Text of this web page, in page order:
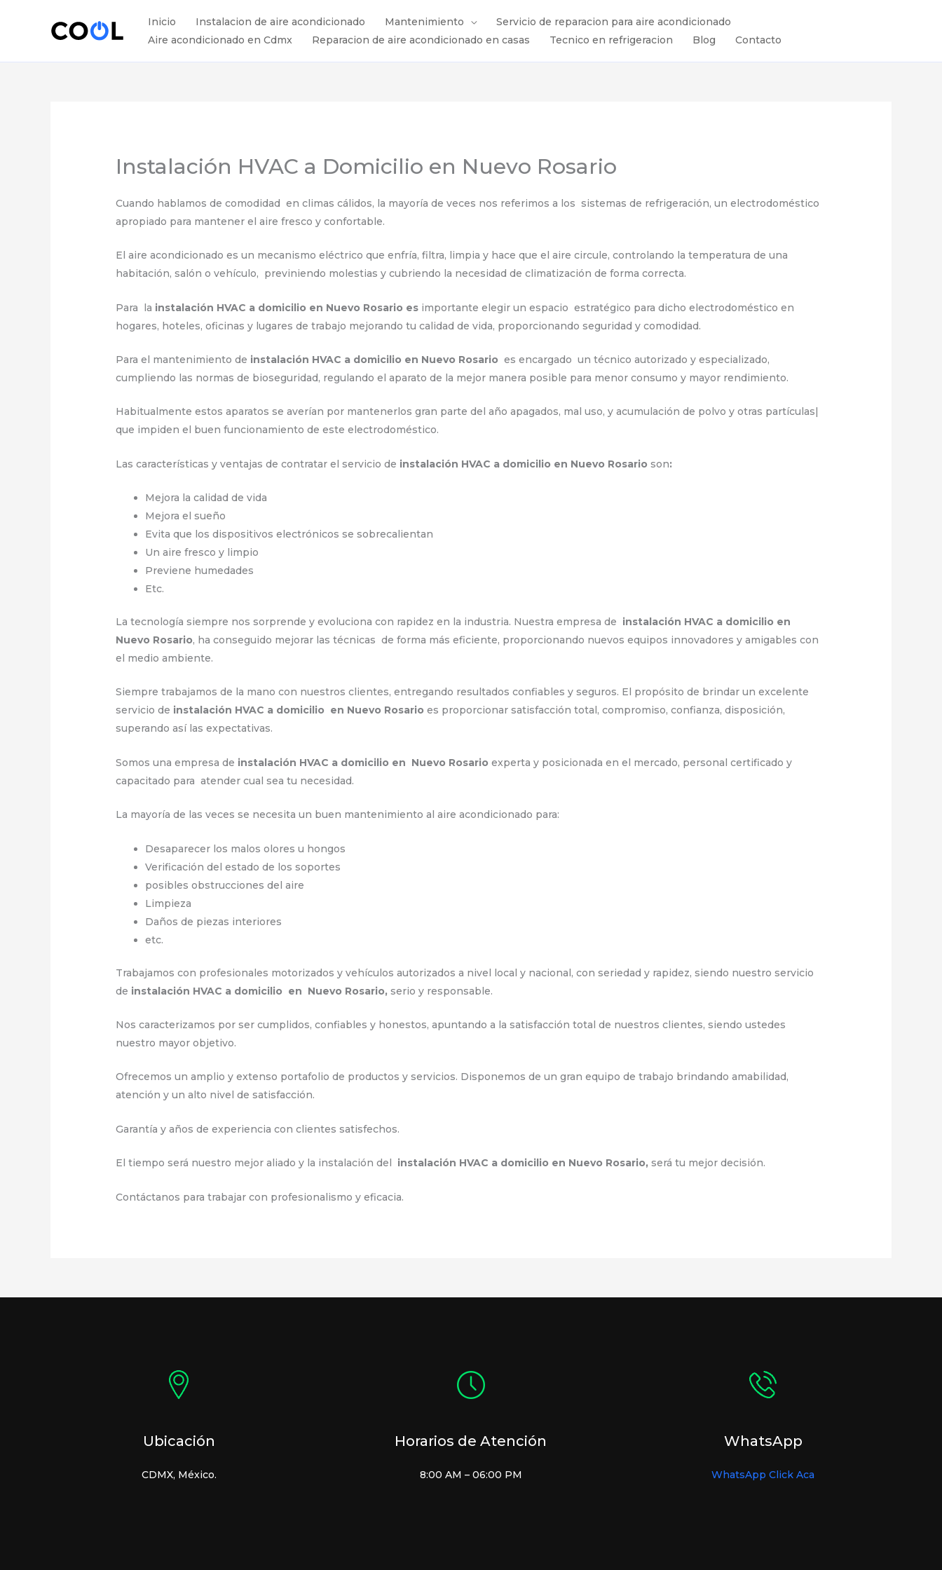
Inicio Instalacion de aire acondicionado Mantenimiento
Servicio de reparacion para aire acondicionado
Aire acondicionado en Cdmx
Reparacion de aire acondicionado en casas Tecnico en refrigeracion Blog Contacto
Instalación HVAC a Domicilio en Nuevo Rosario
Cuando hablamos de comodidad en climas cálidos, la mayoría de veces nos referimos a los sistemas de refrigeración, un electrodoméstico
apropiado para mantener el aire fresco y confortable.
El aire acondicionado es un mecanismo eléctrico que enfría, filtra, limpia y hace que el aire circule, controlando la temperatura de una
habitación, salón o vehículo, previniendo molestias y cubriendo la necesidad de climatización de forma correcta.
Para la instalación HVAC a domicilio en Nuevo Rosario es importante elegir un espacio estratégico para dicho electrodoméstico en
hogares, hoteles, oficinas y lugares de trabajo mejorando tu calidad de vida, proporcionando seguridad y comodidad.
Para el mantenimiento de instalación HVAC a domicilio en Nuevo Rosarioes encargado un técnico autorizado y especializado,
cumpliendo las normas de bioseguridad, regulando el aparato de la mejor manera posible para menor consumo y mayor rendimiento.
Habitualmente estos aparatos se averían por mantenerlos gran parte del año apagados, mal uso, y acumulación de polvo y otras partículas|
que impiden el buen funcionamiento de este electrodoméstico.
Las características y ventajas de contratar el servicio de instalación HVAC a domicilio en Nuevo Rosarioson:
Mejora la calidad de vida
Mejora el sueño
Evita que los dispositivos electrónicos se sobrecalientan
Un aire fresco y limpio
Previene humedades
Etc.
La tecnología siempre nos sorprende y evoluciona con rapidez en la industria. Nuestra empresa de instalación HVAC a domicilio en
Nuevo Rosario, ha conseguido mejorar las técnicas de forma más eficiente, proporcionando nuevos equipos innovadores y amigables con
el medio ambiente.
Siempre trabajamos de la mano con nuestros clientes, entregando resultados confiables y seguros. El propósito de brindar un excelente
servicio de instalación HVAC a domicilio en Nuevo Rosario es proporcionar satisfacción total, compromiso, confianza, disposición,
superando así las expectativas.
Somos una empresa de instalación HVAC a domicilio en Nuevo Rosario experta y posicionada en el mercado, personal certificado y
capacitado para atender cual sea tu necesidad.
La mayoría de las veces se necesita un buen mantenimiento al aire acondicionado para:
Desaparecer los malos olores u hongos
Verificación del estado de los soportes
posibles obstrucciones del aire
Limpieza
Daños de piezas interiores
etc.
Trabajamos con profesionales motorizados y vehículos autorizados a nivel local y nacional, con seriedad y rapidez, siendo nuestro servicio
de instalación HVAC a domicilio en Nuevo Rosario,serio y responsable.
Nos caracterizamos por ser cumplidos, confiables y honestos, apuntando a la satisfacción total de nuestros clientes, siendo ustedes
nuestro mayor objetivo.
Ofrecemos un amplio y extenso portafolio de productos y servicios. Disponemos de un gran equipo de trabajo brindando amabilidad,
atención y un alto nivel de satisfacción.
Garantía y años de experiencia con clientes satisfechos.
El tiempo será nuestro mejor aliado y la instalación del instalación HVAC a domicilio en Nuevo Rosario,será tu mejor decisión.
Contáctanos para trabajar con profesionalismo y eficacia.
Ubicación
CDMX, México.
Horarios de Atención
8:00 AM – 06:00 PM
WhatsApp
WhatsApp Click Aca